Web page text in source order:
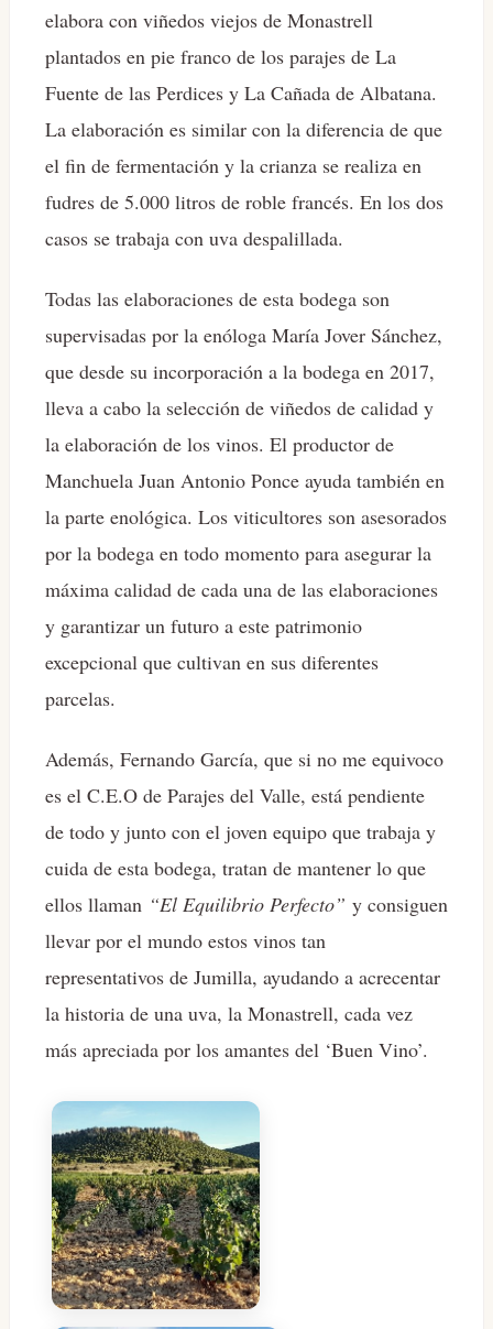
elabora con viñedos viejos de Monastrell
plantados en pie franco de los parajes de La
Fuente de las Perdices y La Cañada de Albatana.
La elaboración es similar con la diferencia de que
el fin de fermentación y la crianza se realiza en
fudres de 5.000 litros de roble francés. En los dos
casos se trabaja con uva despalillada.
Todas las elaboraciones de esta bodega son
supervisadas por la enóloga María Jover Sánchez,
que desde su incorporación a la bodega en 2017,
lleva a cabo la selección de viñedos de calidad y
la elaboración de los vinos. El productor de
Manchuela Juan Antonio Ponce ayuda también en
la parte enológica. Los viticultores son asesorados
por la bodega en todo momento para asegurar la
máxima calidad de cada una de las elaboraciones
y garantizar un futuro a este patrimonio
excepcional que cultivan en sus diferentes
parcelas.
Además, Fernando García, que si no me equivoco
es el C.E.O de Parajes del Valle, está pendiente
de todo y junto con el joven equipo que trabaja y
cuida de esta bodega, tratan de mantener lo que
ellos llaman “El Equilibrio Perfecto” y consiguen
llevar por el mundo estos vinos tan
representativos de Jumilla, ayudando a acrecentar
la historia de una uva, la Monastrell, cada vez
más apreciada por los amantes del ‘Buen Vino’.